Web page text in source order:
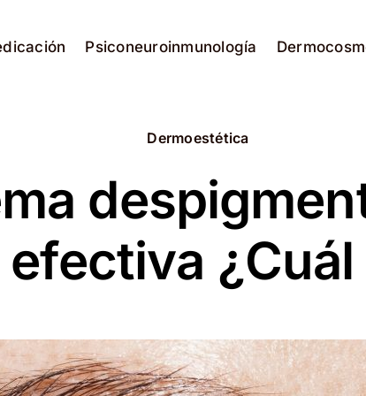
Psiconeuroinmunología
Dermoestética
¿Cuál